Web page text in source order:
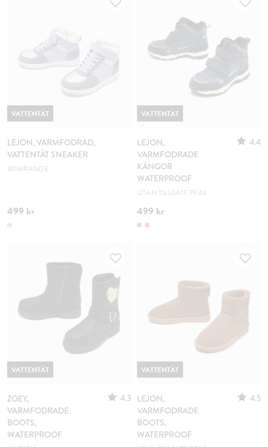
LEJON, VARMFODRAD,
VATTENTÄT SNEAKER
SKIMRANDE
499 kr
VATTENTÄT
LEJON,
VARMFODRADE
KÄNGOR
WATERPROOF
4.4
UTAN TILLSATT PFAS
499 kr
VATTENTÄT
ZOEY,
VARMFODRADE
BOOTS,
WATERPROOF
4.3
VATTENTÄT
LEJON,
VARMFODRADE
BOOTS,
WATERPROOF
4.5
VATTENTÄT